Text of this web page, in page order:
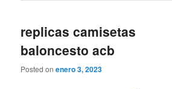
replicas camisetas
baloncesto acb
Posted onenero 3, 2023